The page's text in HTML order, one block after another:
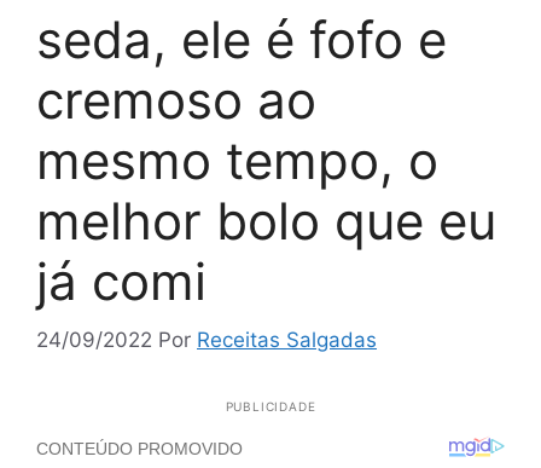
seda, ele é fofo e
cremoso ao
mesmo tempo, o
melhor bolo que eu
já comi
24/09/2022 Por Receitas Salgadas
PUBLICIDADE